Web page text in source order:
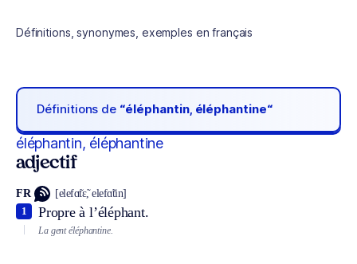
Définitions, synonymes, exemples en français
Définitions de “éléphantin, éléphantine“
éléphantin, éléphantine
adjectif
FR [elefɑ̃tɛ̃, elefɑ̃tin]
Propre à l’éléphant.
1
La gent éléphantine.